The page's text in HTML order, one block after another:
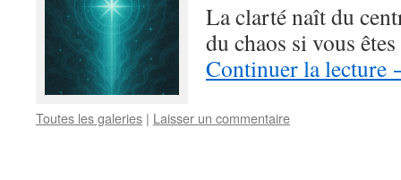
La clarté naît du
du chaos si vous
Continuer la lecture
Toutes les galeries | Laisser un commentaire